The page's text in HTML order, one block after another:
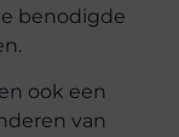
benodigde
ook een
van